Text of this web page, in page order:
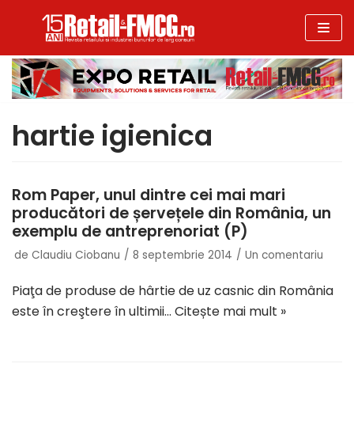
la
conținut
hartie igienica
Rom Paper, unul dintre cei mai mari
producători de șervețele din România, un
exemplu de antreprenoriat (P)
de Claudiu Ciobanu 8 septembrie 2014 Un comentariu
Piaţa de produse de hârtie de uz casnic din România
este în creştere în ultimii… Citește mai mult »